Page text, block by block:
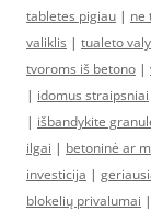
tabletes pigiau | ne
valiklis | tualeto
tvoroms iš betono |
| idomus straipsniai
| išbandykite
ilgai | betoninė ar
investicija |
blokelių privalumai |